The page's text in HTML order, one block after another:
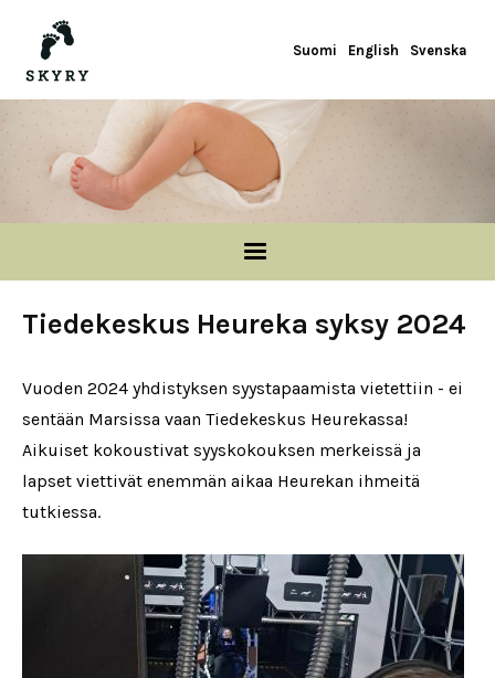
Suomi English Svenska
Tiedekeskus Heureka syksy 2024
Vuoden 2024 yhdistyksen syystapaamista vietettiin - ei
sentään Marsissa vaan Tiedekeskus Heurekassa!
Aikuiset kokoustivat syyskokouksen merkeissä ja
lapset viettivät enemmän aikaa Heurekan ihmeitä
tutkiessa.